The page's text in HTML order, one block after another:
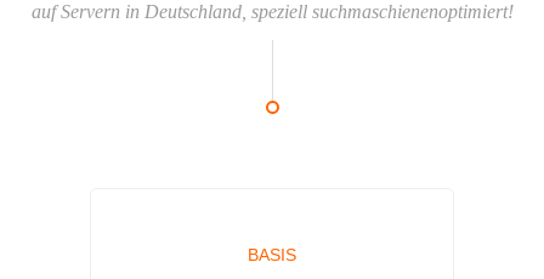
auf Servern in Deutschland, speziell suchmaschienenoptimiert!
BASIS